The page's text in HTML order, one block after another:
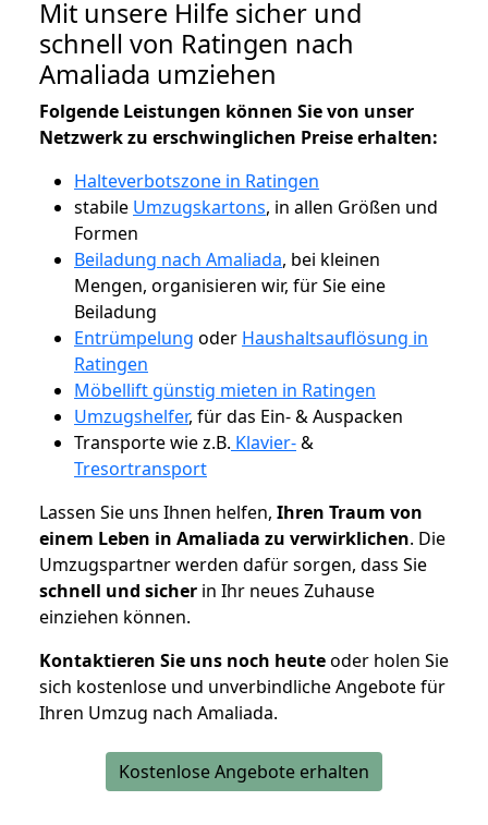
Mit unsere Hilfe sicher und
schnell von Ratingen nach
Amaliada umziehen
Folgende Leistungen können Sie von unser
Netzwerk zu erschwinglichen Preise erhalten:
Halteverbotszone in Ratingen
stabile Umzugskartons, in allen Größen und
Formen
Beiladung nach Amaliada, bei kleinen
Mengen, organisieren wir, für Sie eine
Beiladung
Entrümpelung oder Haushaltsauflösung in
Ratingen
Möbellift günstig mieten in Ratingen
Umzugshelfer, für das Ein- & Auspacken
Transporte wie z.B. Klavier-&
Tresortransport
Lassen Sie uns Ihnen helfen, Ihren Traum von
einem Leben in Amaliada zu verwirklichen. Die
Umzugspartner werden dafür sorgen, dass Sie
schnell und sicher in Ihr neues Zuhause
einziehen können.
Kontaktieren Sie uns noch heuteoder holen Sie
sich kostenlose und unverbindliche Angebote für
Ihren Umzug nach Amaliada.
Kostenlose Angebote erhalten